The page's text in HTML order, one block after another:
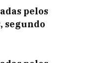
pelos
segundo